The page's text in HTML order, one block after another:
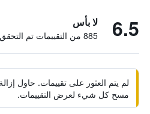
6.5 لا بأس
885 من التقييمات تم التحقق منها
لم يتم العثور على تقييمات. حاول
مسح كل شيء لعرض التقييمات.